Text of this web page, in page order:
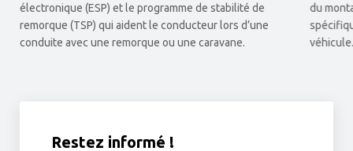
électronique (ESP) et le programme de stabilité de
remorque (TSP) qui aident le conducteur lors d’une
conduite avec une remorque ou une caravane.
du
Restez informé !